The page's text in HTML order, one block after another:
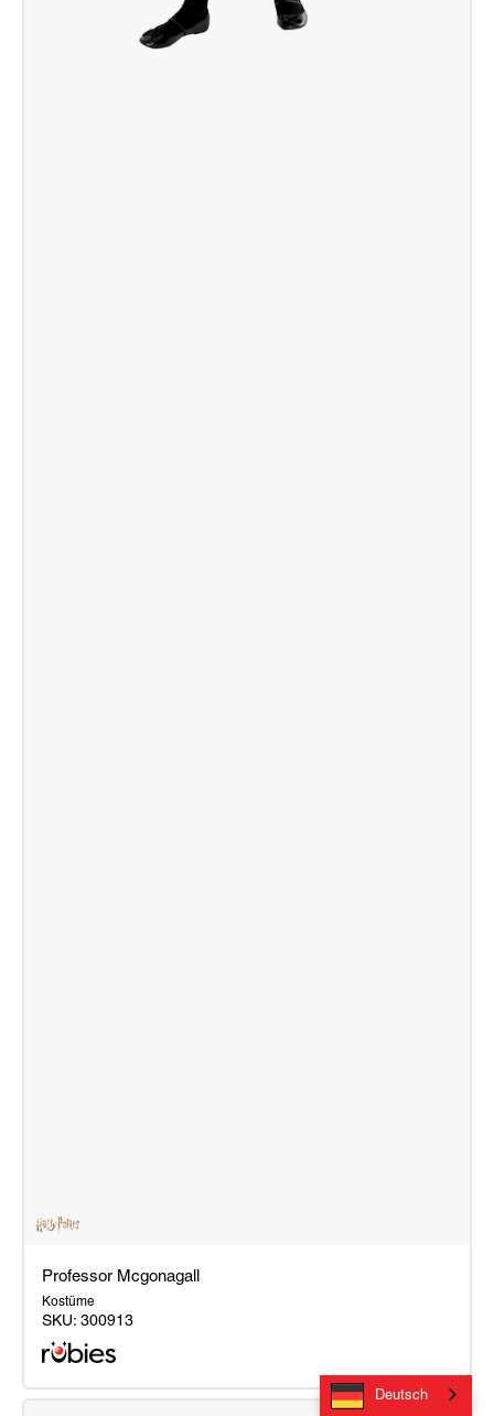
Professor
Professor Mcgonagall
Kostüme
SKU: 300913
Deutsch